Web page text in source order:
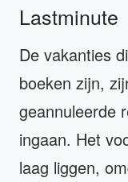
Lastminute
De vakanties
boeken zijn,
geannuleerde
ingaan. Het
laag liggen,